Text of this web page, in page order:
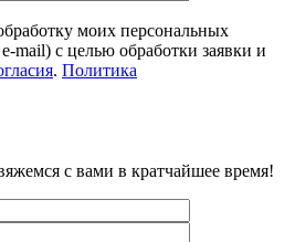
моих персональных
mail) с целью обработки заявки и
. Политика
с вами в кратчайшее время!